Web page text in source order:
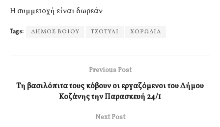
Η συμμετοχή είναι δωρεάν
Tags: ΔΗΜΟΣ ΒΟΙΟΥ ΤΣΟΤΥΛΙ ΧΟΡΩΔΙΑ
Previous Post
Τη βασιλόπιτα τους κόβουν οι εργαζόμενοι του Δήμου
Κοζάνης την Παρασκευή 24/1
Next Post